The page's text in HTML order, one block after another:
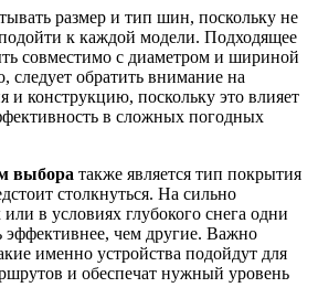
размер и тип шин, поскольку не
к каждой модели. Подходящее
совместимо с диаметром и шириной
следует обратить внимание на
и конструкцию, поскольку это влияет
в сложных погодных
выбора также является тип покрытия
столкнуться. На сильно
в условиях глубокого снега одни
эффективнее, чем другие. Важно
именно устройства подойдут для
и обеспечат нужный уровень